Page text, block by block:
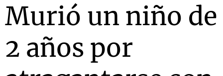
Murió un niño de
2 años por